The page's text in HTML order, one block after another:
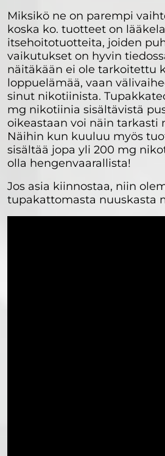
Miksikö ne on parempi
koska ko. tuotteet on
itsehoitotuotteita, joiden
vaikutukset on hyvin
näitäkään ei ole tarkoitettu
loppuelämää, vaan
sinut nikotiinista.
mg nikotiinia sisältävistä
oikeastaan voi näin tarkasti
Näihin kun kuuluu myös
sisältää jopa yli 200 mg
olla hengenvaarallista!
Jos asia kiinnostaa, niin
tupakattomasta nuuskasta